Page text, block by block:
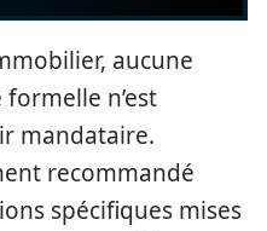
aucune
n’est
mandataire.
recommandé
spécifiques mises